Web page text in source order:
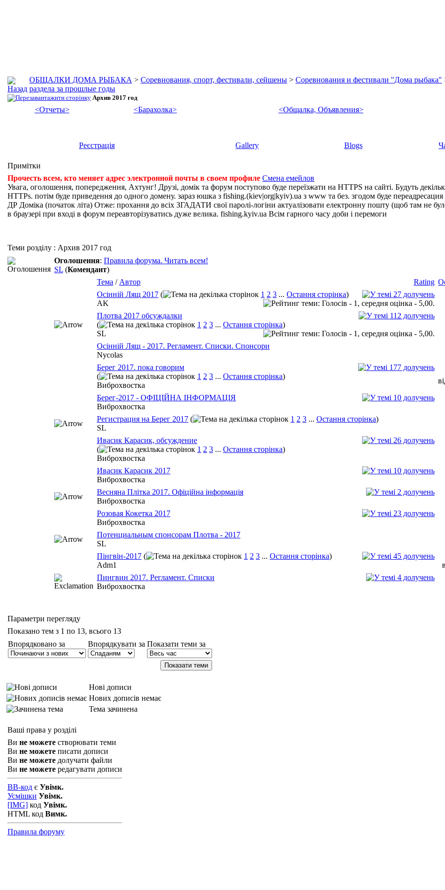
ОБЩАЛКИ ДОМА РЫБАКА > Соревнования, спорт, фестивали, сейшены > Соревнования и фестивали "Дома рыбака"
раздела за прошлые годы
Архив 2017 год
<Отчеты> <Барахолка> <Общалка, Объявления>
Реєстрація Gallery Blogs
Примітки
Прочесть всем, кто меняет адрес электронной почты в своем профиле Смена емейлов
Увага, оголошення, попередження, Ахтунг! Друзі, домік та форум поступово буде переїзжати на HTTPS на сайті. Будуть
HTTPs. потім буде приведення до одного домену. зараз юшка з fishing.(kiev|org|kyiv).ua з www та без. згодом буде
ДР Доміка (початок літа) Отже: прохання до всіх ЗГАДАТИ свої паролі-логіни актуалізовати електронну пошту (щоб там не
в браузері при вході в форум переавторізуватись дуже велика. fishing.kyiv.ua Всім гарного часу доби і перемоги
Теми розділу : Архив 2017 год
Оголошення: Правила форума. Читать всем!
SL (Комендант)
Rating
Тема / Автор
Осінній Лящ 2017 ( 1 2 3 ... Остання сторінка)
AK
Плотва 2017 обсуждалки
(
1 2 3 ... Остання сторінка)
SL
Осінній Лящ - 2017. Регламент. Списки. Спонсори
Nycolas
Берег 2017. пока говорим
(
1 2 3 ... Остання сторінка)
Виброхвостка
Берег-2017 - ОФІЦІЙНА ІНФОРМАЦІЯ
Виброхвостка
Регистрация на Берег 2017 ( 1 2 3 ... Остання сторінка)
SL
Ивасик Карасик, обсуждение
(
1 2 3 ... Остання сторінка)
Виброхвостка
Ивасик Карасик 2017
Виброхвостка
Весняна Плітка 2017. Офіційна інформація
Виброхвостка
Розовая Кокетка 2017
Виброхвостка
Потенциальным спонсорам Плотва - 2017
SL
Пінгвін-2017 ( 1 2 3 ... Остання сторінка)
Adm1
Пингвин 2017. Регламент. Списки
Виброхвостка
Параметри перегляду
Показано тем з 1 по 13, всього 13
Впорядковано за
Впорядкувати за Показати теми за
Нові дописи
Нових дописів немає
Тема зачинена
Ваші права у розділі
Ви не можете створювати теми
Ви не можете писати дописи
Ви не можете долучати файли
Ви не можете редагувати дописи
BB-код є Увімк.
Усмішки Увімк.
[IMG] код Увімк.
HTML код Вимк.
Правила форуму